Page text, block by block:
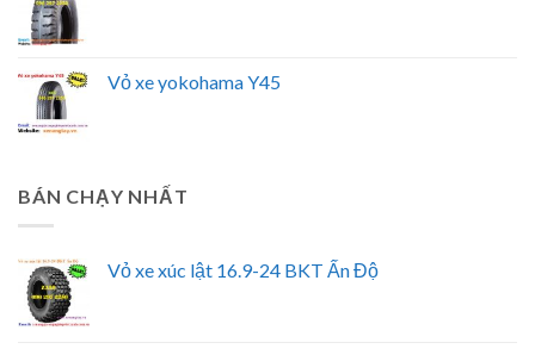
Vỏ xe yokohama Y45
BÁN CHẠY NHẤT
Vỏ xe xúc lật 16.9-24 BKT Ấn Độ